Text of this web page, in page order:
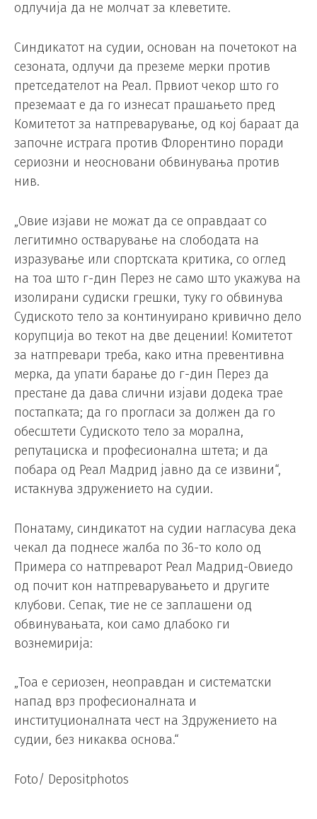
одлучија да не молчат за клеветите.
Синдикатот на судии, основан на почетокот на
сезоната, одлучи да преземе мерки против
претседателот на Реал. Првиот чекор што го
преземаат е да го изнесат прашањето пред
Комитетот за натпреварување, од кој бараат да
започне истрага против Флорентино поради
сериозни и неосновани обвинувања против
нив.
„Овие изјави не можат да се оправдаат со
легитимно остварување на слободата на
изразување или спортската критика, со оглед
на тоа што г-дин Перез не само што укажува на
изолирани судиски грешки, туку го обвинува
Судиското тело за континуирано кривично дело
корупција во текот на две децении! Комитетот
за натпревари треба, како итна превентивна
мерка, да упати барање до г-дин Перез да
престане да дава слични изјави додека трае
постапката; да го прогласи за должен да го
обесштети Судиското тело за морална,
репутациска и професионална штета; и да
побара од Реал Мадрид јавно да се извини“,
истакнува здружението на судии.
Понатаму, синдикатот на судии нагласува дека
чекал да поднесе жалба по 36-то коло од
Примера со натпреварот Реал Мадрид-Овиедо
од почит кон натпреварувањето и другите
клубови. Сепак, тие не се заплашени од
обвинувањата, кои само длабоко ги
вознемирија:
„Тоа е сериозен, неоправдан и систематски
напад врз професионалната и
институционалната чест на Здружението на
судии, без никаква основа.“
Foto/ Depositphotos